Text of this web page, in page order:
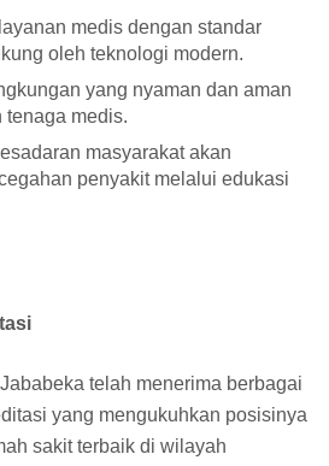
medis dengan standar
oleh teknologi modern.
yang nyaman dan aman
tenaga medis.
masyarakat akan
penyakit melalui edukasi
telah menerima berbagai
yang mengukuhkan posisinya
sakit terbaik di wilayah